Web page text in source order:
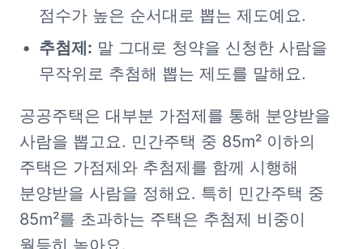
점수가 높은 순서대로 뽑는 제도예요.
추첨제: 말 그대로 청약을 신청한 사람을
무작위로 추첨해 뽑는 제도를 말해요.
공공주택은 대부분 가점제를 통해 분양받을
사람을 뽑고요. 민간주택 중 85m² 이하의
주택은 가점제와 추첨제를 함께 시행해
분양받을 사람을 정해요. 특히 민간주택 중
85m²를 초과하는 주택은 추첨제 비중이
월등히 높아요.